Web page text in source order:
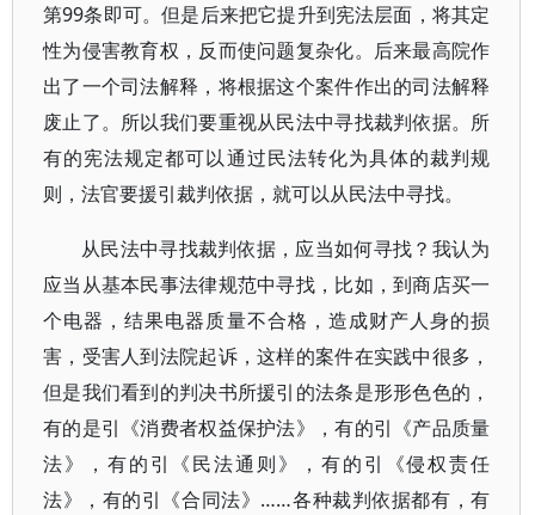
第99条即可。但是后来把它提升到宪法层面，将其定
性为侵害教育权，反而使问题复杂化。后来最高院作
出了一个司法解释，将根据这个案件作出的司法解释
废止了。所以我们要重视从民法中寻找裁判依据。所
有的宪法规定都可以通过民法转化为具体的裁判规
则，法官要援引裁判依据，就可以从民法中寻找。
从民法中寻找裁判依据，应当如何寻找？我认为
应当从基本民事法律规范中寻找，比如，到商店买一
个电器，结果电器质量不合格，造成财产人身的损
害，受害人到法院起诉，这样的案件在实践中很多，
但是我们看到的判决书所援引的法条是形形色色的，
有的是引《消费者权益保护法》，有的引《产品质量
法》，有的引《民法通则》，有的引《侵权责任
法》，有的引《合同法》……各种裁判依据都有，有